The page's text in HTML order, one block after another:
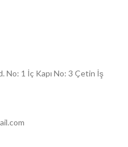
No: 1 İç Kapı No: 3 Çetin İş